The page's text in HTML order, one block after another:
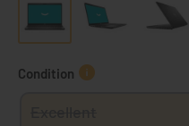
Condition